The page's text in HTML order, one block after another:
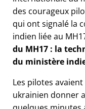
des courageux
qui ont signalé la
indien liée au
du MH17 : la
du ministère
Les pilotes
ukrainien donner